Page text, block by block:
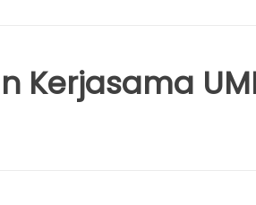
Kerjasama